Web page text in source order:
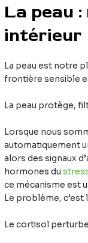
La peau
intérieur
La peau est notre
frontière sensible
La peau protège,
Lorsque nous
automatiquement
alors des signaux
hormones du
ce mécanisme est
Le problème,
Le cortisol